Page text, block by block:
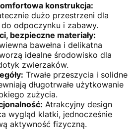
konstrukcja:
dużo przestrzeni dla
do odpoczynku i zabawy.
bezpieczne materiały:
bawełna i delikatna
idealne środowisko dla
zwierzaków.
Trwałe przeszycia i solidne
długotrwałe użytkowanie
zużycia.
Atrakcyjny design
wygląd klatki, jednocześnie
aktywność fizyczną.